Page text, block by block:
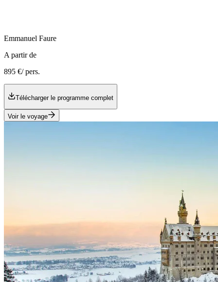
Emmanuel Faure
A partir de
895 €/ pers.
Télécharger le programme complet
Voir le voyage